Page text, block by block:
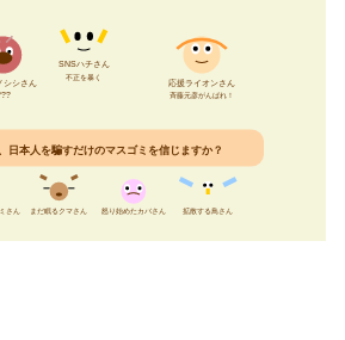
シシさん
SNSハチさん
不正を暴く
応援ライオンさん
斉藤元彦がんばれ！
日本人を騙すだけのマスゴミを信じますか？
さん まだ眠るクマさん 怒り始めたカバさん 拡散する鳥さん